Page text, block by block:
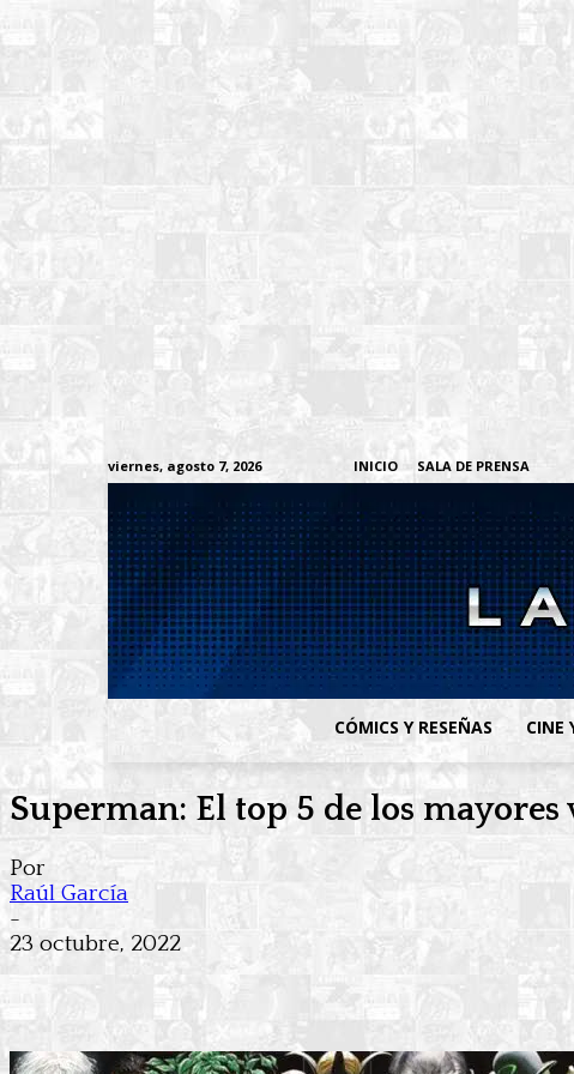
viernes, agosto 7, 2026 INICIO SALA DE PRENSA
CÓMICS Y RESEÑAS CINE
Superman: El top 5 de los
Por
Raúl García
-
23 octubre, 2022